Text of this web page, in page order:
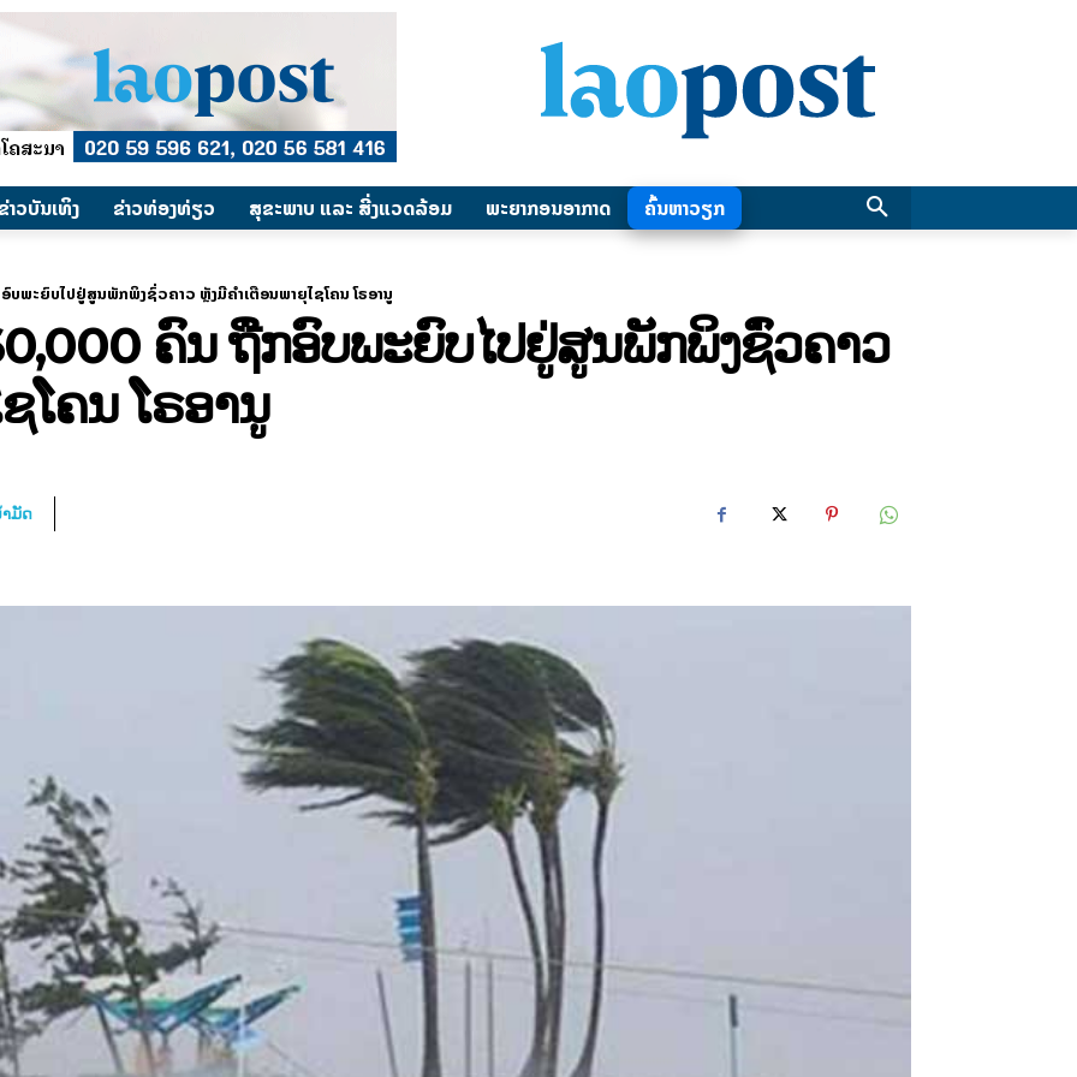
າວບັນເທິງ ​ຂ່າວທ່ອງທ່ຽວ ສຸຂະພາບ ແລະ ສີ່ງແວດລ້ອມ ພະຍາກອນອາກາດ ຄົ້ນຫາວຽກ
ບພະຍົບໄປຢູ່ສູນພັກພິງຊົ່ວຄາວ ຫຼັງມີຄຳເຕືອນພາຍຸໄຊໂຄນ ໂຣອານູ
ຄົນ ຖືກອົບພະຍົບໄປຢູ່ສູນພັກພິງຊົ່ວຄາວ
ໂຄນ ໂຣອານູ
ມັດ